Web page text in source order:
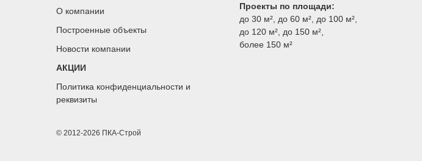
О компании
Построенные объекты
Новости компании
АКЦИИ
Политика конфиденциальности и
реквизиты
Проекты по площади:
до 30 м² до 60 м² до 100 м²
до 120 м² до 150 м²
более 150 м²
© 2012-2026 ПКА-Строй